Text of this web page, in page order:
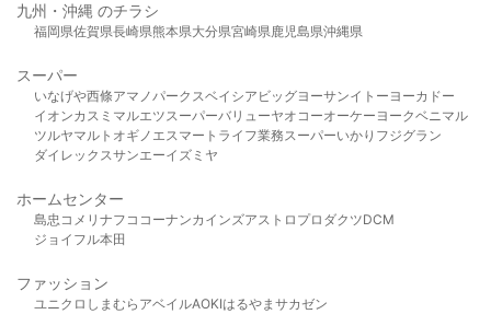
九州・沖縄 のチラシ
福岡県佐賀県長崎県熊本県大分県宮崎県鹿児島県沖縄県
スーパー
いなげや西條アマノパークスベイシア ビッグヨーサンイトーヨーカドー
イオンカスミ マルエツスーパーバリューヤオコーオーケー ヨークベニマル
ツルヤマルト オギノ エスマート ライフ業務スーパーいかり フジグラン
ダイレックスサンエーイズミヤ
ホームセンター
島忠 コメリ ナフコ コーナンカインズアストロプロダクツDCM
ジョイフル本田
ファッション
ユニクロ しまむら アベイルAOKIはるやま サカゼン